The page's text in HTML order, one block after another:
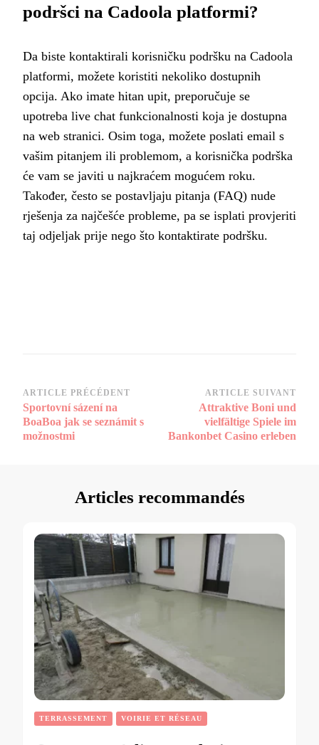
podršci na Cadoola platformi?
Da biste kontaktirali korisničku podršku na Cadoola
platformi, možete koristiti nekoliko dostupnih
opcija. Ako imate hitan upit, preporučuje se
upotreba live chat funkcionalnosti koja je dostupna
na web stranici. Osim toga, možete poslati email s
vašim pitanjem ili problemom, a korisnička podrška
će vam se javiti u najkraćem mogućem roku.
Također, često se postavljaju pitanja (FAQ) nude
rješenja za najčešće probleme, pa se isplati provjeriti
taj odjeljak prije nego što kontaktirate podršku.
Navigation
d’article
ARTICLE PRÉCÉDENT
Sportovní sázení na
BoaBoa jak se seznámit s
možnostmi
ARTICLE SUIVANT
Attraktive Boni und
vielfältige Spiele im
Bankonbet Casino erleben
Articles recommandés
TERRASSEMENT VOIRIE ET RÉSEAU